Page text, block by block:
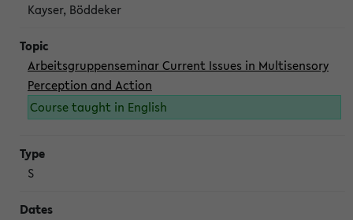
Kayser, Böddeker
Arbeitsgruppenseminar Current Issues in Multisensory
Perception and Action
Course taught in English
S